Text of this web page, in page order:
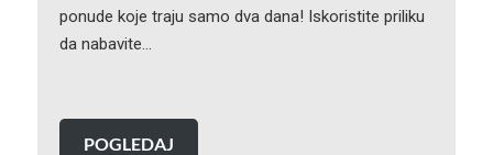
ponude koje traju samo dva dana! Iskoristite priliku
da nabavite…
POGLEDAJ